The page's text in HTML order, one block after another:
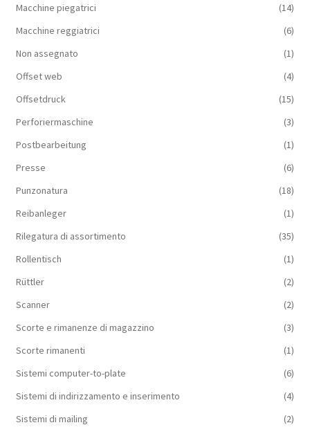
Macchine piegatrici
(14)
Macchine reggiatrici
(6)
Non assegnato
(1)
Offset web
(4)
Offsetdruck
(15)
Perforiermaschine
(3)
Postbearbeitung
(1)
Presse
(6)
Punzonatura
(18)
Reibanleger
(1)
Rilegatura di assortimento
(35)
Rollentisch
(1)
Rüttler
(2)
Scanner
(2)
Scorte e rimanenze di magazzino
(3)
Scorte rimanenti
(1)
Sistemi computer-to-plate
(6)
Sistemi di indirizzamento e inserimento
(4)
Sistemi di mailing
(2)